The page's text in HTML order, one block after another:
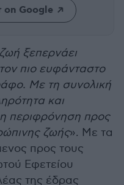
on Google
ξεπερνάει
πιο ευφάνταστο
Με τη συνολική
και
περιφρόνηση προς
ζωής». Με τα
προς τους
Εφετείου
της έδρας